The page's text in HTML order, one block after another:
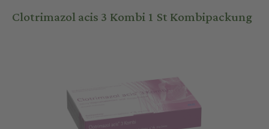
Clotrimazol acis 3 Kombi 1 St Kombipackung